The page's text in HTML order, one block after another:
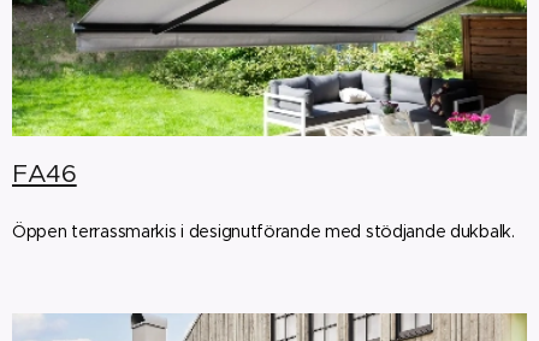
FA46
Öppen terrassmarkis i designutförande med stödjande dukbalk.